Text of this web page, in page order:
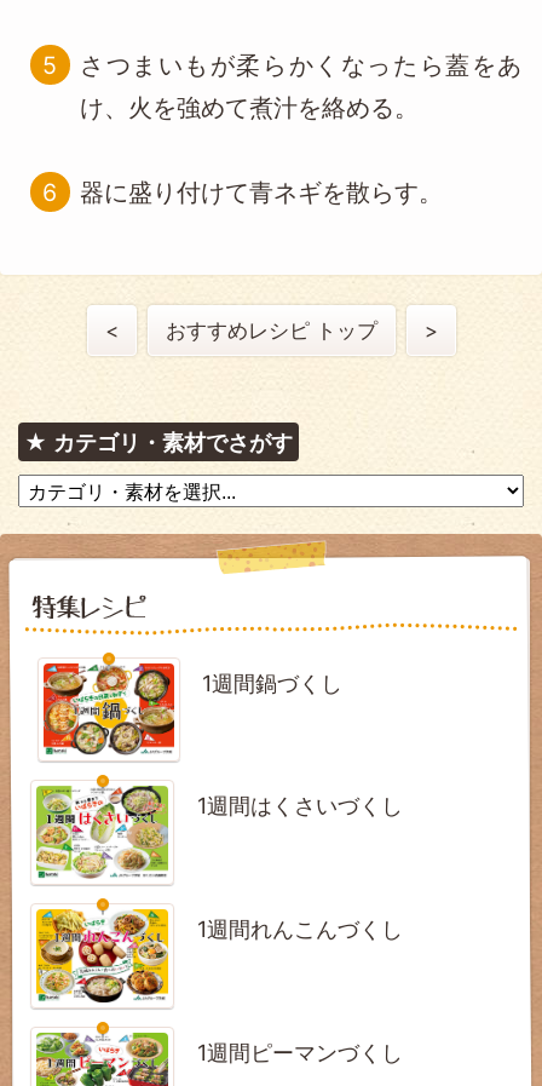
さつまいもが柔らかくなったら蓋をあ
け、火を強めて煮汁を絡める。
器に盛り付けて青ネギを散らす。
< おすすめレシピ トップ >
カテゴリ・素材でさがす
1週間鍋づくし
1週間はくさいづくし
1週間れんこんづくし
1週間ピーマンづくし